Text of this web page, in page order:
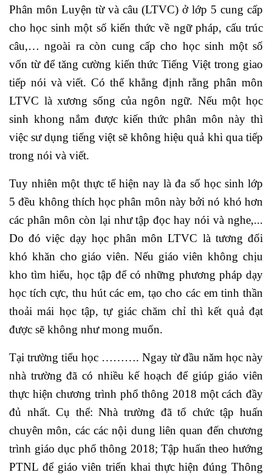
Phân môn Luyện từ và câu (LTVC) ở lớp 5 cung cấp
cho học sinh một số kiến thức về ngữ pháp, cấu trúc
câu,… ngoài ra còn cung cấp cho học sinh một số
vốn từ để tăng cường kiến thức Tiếng Việt trong giao
tiếp nói và viết. Có thể khẳng định rằng phân môn
LTVC là xương sống của ngôn ngữ. Nếu một học
sinh khong nắm được kiến thức phân môn này thì
việc sư dụng tiếng việt sẽ không hiệu quả khi qua tiếp
trong nói và viết.
Tuy nhiên một thực tế hiện nay là đa số học sinh lớp
5 đều không thích học phân môn này bởi nó khó hơn
các phân môn còn lại như tập đọc hay nói và nghe,...
Do đó việc dạy học phân môn LTVC là tương đối
khó khăn cho giáo viên. Nếu giáo viên không chịu
kho tìm hiểu, học tập để có những phương pháp dạy
học tích cực, thu hút các em, tạo cho các em tinh thần
thoải mái học tập, tự giác chăm chỉ thì kết quả đạt
được sẽ không như mong muốn.
Tại trường tiểu học ………. Ngay từ đầu năm học này
nhà trường đã có nhiều kế hoạch để giúp giáo viên
thực hiện chương trình phổ thông 2018 một cách đầy
đủ nhất. Cụ thể: Nhà trường đã tổ chức tập huấn
chuyên môn, các các nội dung liên quan đến chương
trình giáo dục phổ thông 2018; Tập huấn theo hướng
PTNL để giáo viên triển khai thực hiện đúng Thông